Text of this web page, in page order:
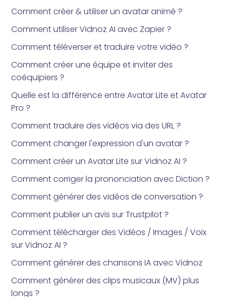
Comment créer & utiliser un avatar animé ?
Comment utiliser Vidnoz AI avec Zapier ?
Comment téléverser et traduire votre vidéo ?
Comment créer une équipe et inviter des
coéquipiers ?
Quelle est la différence entre Avatar Lite et Avatar
Pro ?
Comment traduire des vidéos via des URL ?
Comment changer l'expression d'un avatar ?
Comment créer un Avatar Lite sur Vidnoz AI ?
Comment corriger la prononciation avec Diction ?
Comment générer des vidéos de conversation ?
Comment publier un avis sur Trustpilot ?
Comment télécharger des Vidéos / Images / Voix
sur Vidnoz AI ?
Comment générer des chansons IA avec Vidnoz
Comment générer des clips musicaux (MV) plus
longs ?